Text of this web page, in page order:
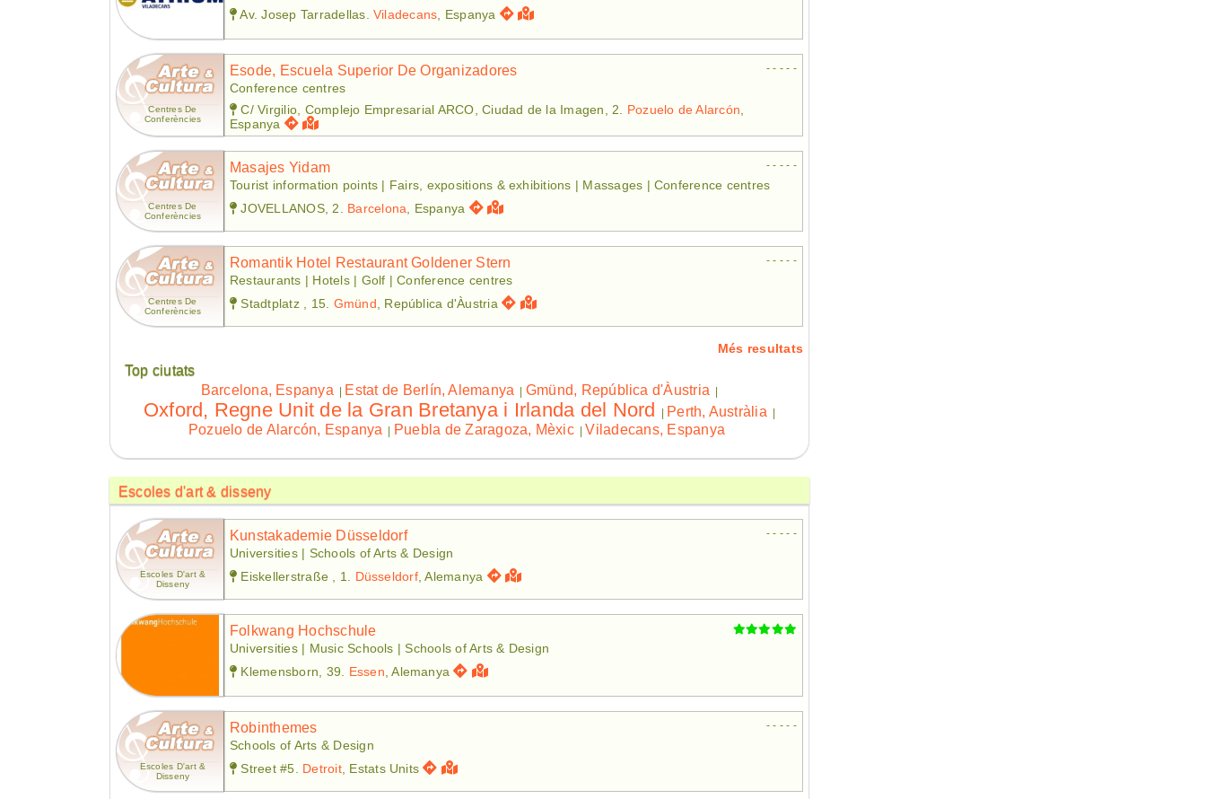
Av. Josep Tarradellas.Viladecans , Espanya
Centres De
Conferències
Esode, Escuela Superior De Organizadores - - - - -
Conference centres
C/ Virgilio, Complejo Empresarial ARCO, Ciudad de la Imagen, 2. Pozuelo de Alarcón
Espanya
Centres De
Conferències
Masajes Yidam - - - - -
Tourist information points | Fairs, expositions & exhibitions | Massages | Conference centres
JOVELLANOS, 2. Barcelona , Espanya
Centres De
Conferències
Romantik Hotel Restaurant Goldener Stern - - - - -
Restaurants | Hotels | Golf | Conference centres
Stadtplatz , 15. Gmünd , República d'Àustria
Més resultats
Top ciutats
Barcelona, Espanya
Estat de Berlín, Alemanya Gmünd, República d'Àustria
Oxford, Regne Unit de la Gran Bretanya i Irlanda del Nord Perth, Austràlia
Pozuelo de Alarcón, Espanya Puebla de Zaragoza, Mèxic Viladecans, Espanya
Escoles d'art & disseny
Escoles D'art &
Disseny
Kunstakademie Düsseldorf - - - - -
Universities | Schools of Arts & Design
Eiskellerstraße , 1. Düsseldorf, Alemanya
Folkwang Hochschule
Universities | Music Schools | Schools of Arts & Design
Klemensborn, 39. Essen , Alemanya
Escoles D'art &
Disseny
Robinthemes - - - - -
Schools of Arts & Design
Street #5. Detroit, Estats Units